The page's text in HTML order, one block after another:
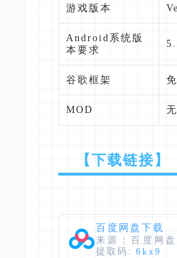
游戏版本
Android系统版
本要求
谷歌框架
MOD
【下载链接】
百度网盘下载
来源：百度网
提取码: 6kx9